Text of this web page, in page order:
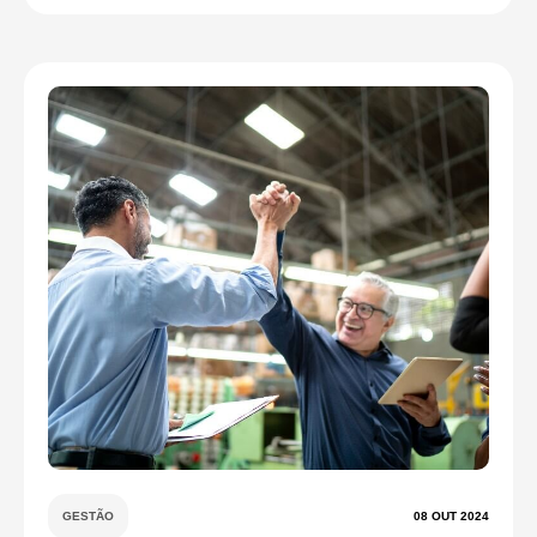
GESTÃO 08 OUT 2024